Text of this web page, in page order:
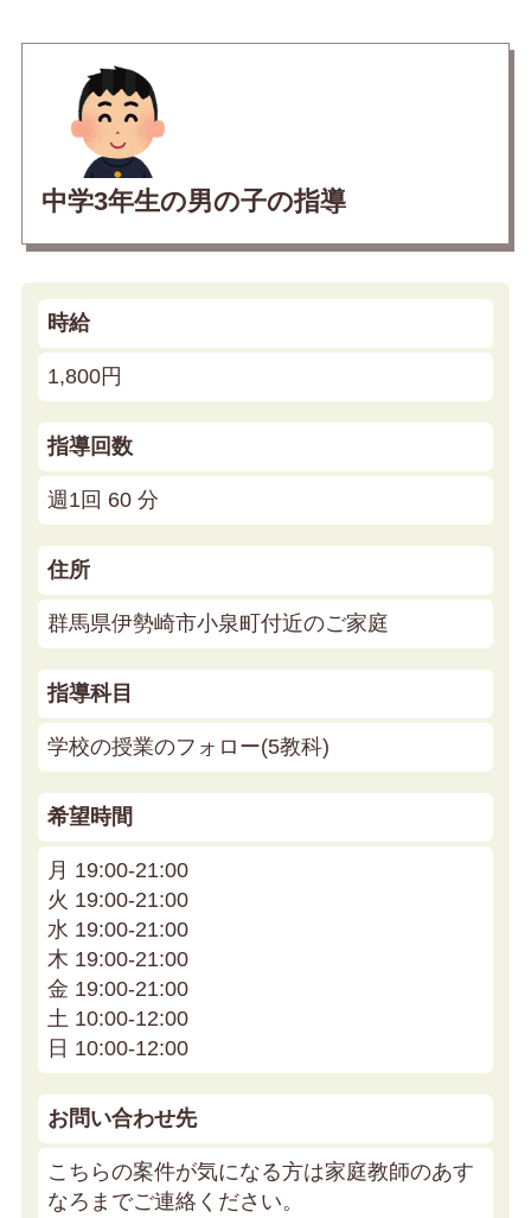
中学3年生の男の子の指導
時給
1,800円
指導回数
週1回 60 分
住所
群馬県伊勢崎市小泉町付近のご家庭
指導科目
学校の授業のフォロー(5教科)
希望時間
月 19:00-21:00
火 19:00-21:00
水 19:00-21:00
木 19:00-21:00
金 19:00-21:00
土 10:00-12:00
日 10:00-12:00
お問い合わせ先
こちらの案件が気になる方は家庭教師のあす
なろまでご連絡ください。